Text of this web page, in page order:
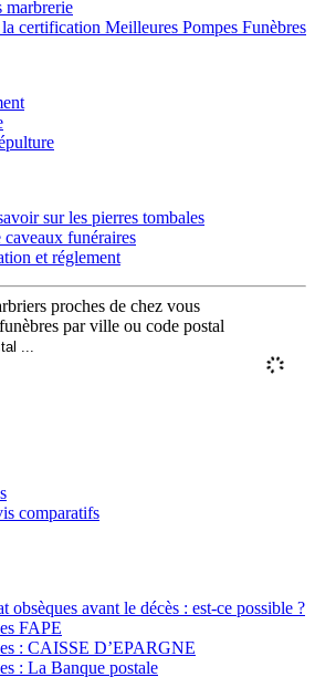
marbrerie
certification Meilleures Pompes Funèbres
sur les pierres tombales
funéraires
et réglement
proches de chez vous
par ville ou code postal
comparatifs
obsèques avant le décès : est-ce possible ?
FAPE
: CAISSE D’EPARGNE
: La Banque postale